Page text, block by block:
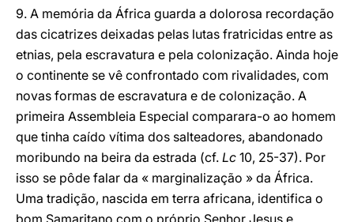
9. A memória da África guarda a dolorosa recordação
das cicatrizes deixadas pelas lutas fratricidas entre as
etnias, pela escravatura e pela colonização. Ainda hoje
o continente se vê confrontado com rivalidades, com
novas formas de escravatura e de colonização. A
primeira Assembleia Especial comparara-o ao homem
que tinha caído vítima dos salteadores, abandonado
moribundo na beira da estrada (cf. Lc 10, 25-37). Por
isso se pôde falar da « marginalização » da África.
Uma tradição, nascida em terra africana, identifica o
bom Samaritano com o próprio Senhor Jesus e